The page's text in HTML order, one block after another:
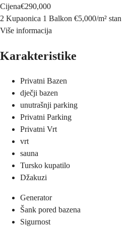
Cijena€290,000
2 Kupaonica 1 Balkon €5,000/m² stan
Više informacija
Karakteristike
Privatni Bazen
dječji bazen
unutrašnji parking
Privatni Parking
Privatni Vrt
vrt
sauna
Tursko kupatilo
Džakuzi
Generator
Šank pored bazena
Sigurnost